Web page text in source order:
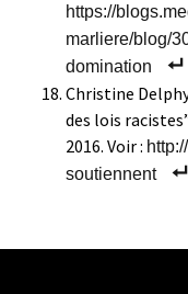
https://
marliere/blog/
domination
Christine
des lois
2016. Voir :
soutiennent